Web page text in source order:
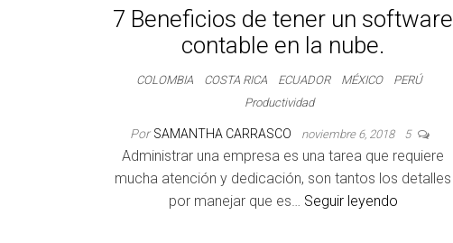
7 Beneficios de tener un software
contable en la nube.
COLOMBIA COSTA RICA ECUADOR MÉXICO
PERÚ
Productividad
Por SAMANTHA CARRASCO noviembre 6, 2018 5
Administrar una empresa es una tarea que requiere
mucha atención y dedicación, son tantos los detalles
por manejar que es… Seguir leyendo